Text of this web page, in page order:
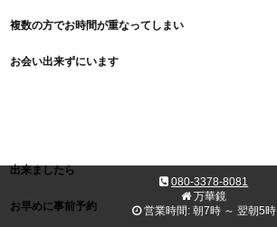
複数の方でお時間が重なってしまい
お会い出来ずにいます
出来ましたら
お早めに事前予約
080-3378-8081
万華鏡
営業時間: 朝7時 ～ 翌朝5時